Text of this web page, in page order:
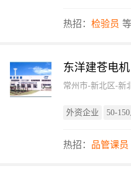
热招： 检验员
东洋建苍电机
常州市-新北区-新
外资企业 50-150
热招： 品管课员